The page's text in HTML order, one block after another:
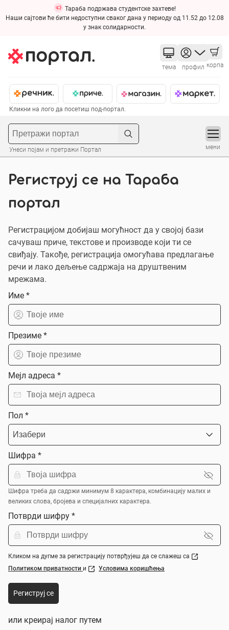
Тараба подржава студентске захтеве!
Наши сајтови ће бити недоступни сваког дана у периоду од 11.52 до 12.08
у знак солидарности.
тема профил корпа
Кликни на лого да посетиш под-портал.
Унеси појам и претражи Портал мени
Региструј се на Тараба
портал
Регистрацијом добијаш могућност да у својој бази
сачуваш приче, текстове и производе који ти се
свиђају. Такође, регистрација омогућава предлагање
речи и лако дељење садржаја на друштвеним
мрежама.
Име *
Презиме *
Мејл адреса *
Пол *
Шифра *
Шифра треба да садржи минимум 8 карактера, комбинацију малих и
великих слова, бројева и специјалних карактера.
Потврди шифру *
Кликом на дугме за регистрацију потврђујеш да се слажеш са
Политиком приватности и Условима коришћења
Региструј се
или креирај налог путем